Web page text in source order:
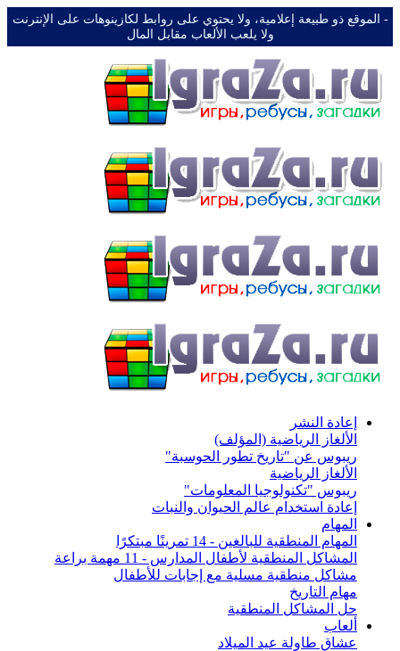
-️ الموقع ذو طبيعة إعلامية، ولا يحتوي على روابط لكازينوهات على الإنترنت
ولا يلعب الألعاب مقابل المال
إعادة النشر
الألغاز الرياضية (المؤلف)
ريبوس عن "تاريخ تطور الحوسبة"
الألغاز الرياضية
ريبوس "تكنولوجيا المعلومات"
إعادة استخدام عالم الحيوان والنبات
المهام
المهام المنطقية للبالغين - 14 تمرينًا مبتكرًا
المشاكل المنطقية لأطفال المدارس - 11 مهمة براعة
مشاكل منطقية مسلية مع إجابات للأطفال
مهام التاريخ
حل المشاكل المنطقية
ألعاب
عشاق طاولة عيد الميلاد